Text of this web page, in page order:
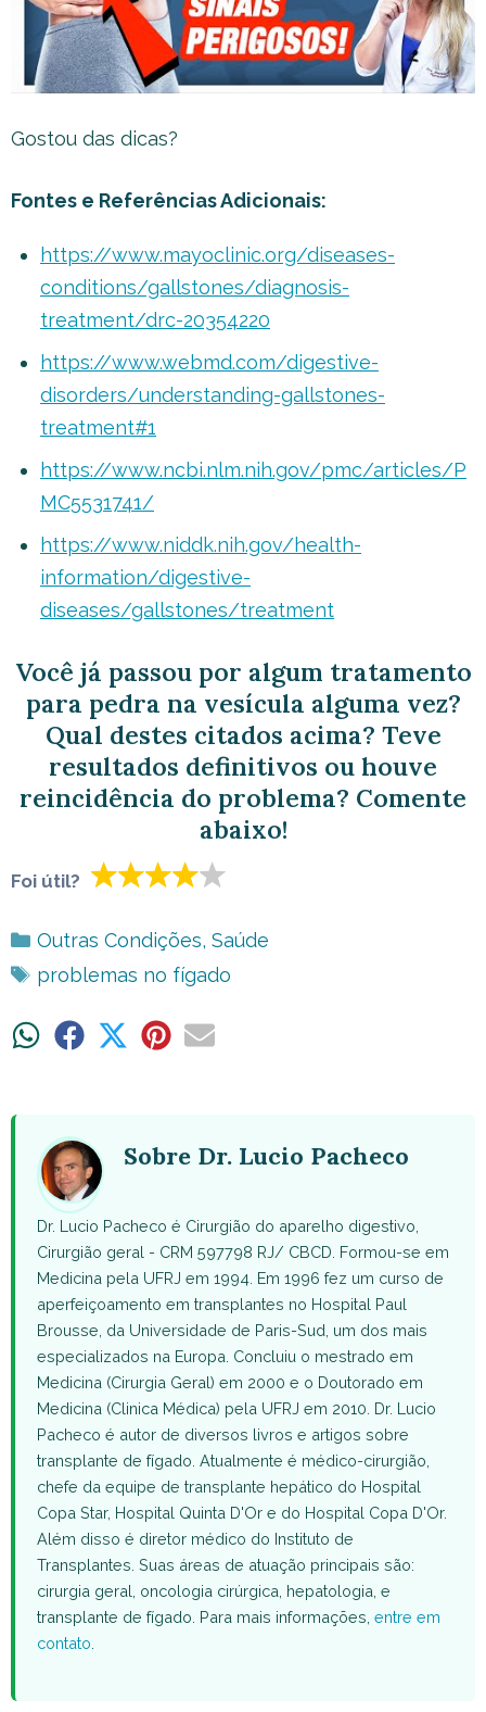
Gostou das dicas?
Fontes e Referências Adicionais:
https://www.mayoclinic.org/diseases-
conditions/gallstones/diagnosis-
treatment/drc-20354220
https://www.webmd.com/digestive-
disorders/understanding-gallstones-
treatment#1
https://www.ncbi.nlm.nih.gov/pmc/articles/P
MC5531741/
https://www.niddk.nih.gov/health-
information/digestive-
diseases/gallstones/treatment
Você já passou por algum tratamento
para pedra na vesícula alguma vez?
Qual destes citados acima? Teve
resultados definitivos ou houve
reincidência do problema? Comente
abaixo!
Foi útil?
Categorias
Outras Condições, Saúde
Tags
problemas no fígado
ShareShare ShareShareShare
Sobre Dr. Lucio Pacheco
Dr. Lucio Pacheco é Cirurgião do aparelho digestivo,
Cirurgião geral - CRM 597798 RJ/ CBCD. Formou-se em
Medicina pela UFRJ em 1994. Em 1996 fez um curso de
aperfeiçoamento em transplantes no Hospital Paul
Brousse, da Universidade de Paris-Sud, um dos mais
especializados na Europa. Concluiu o mestrado em
Medicina (Cirurgia Geral) em 2000 e o Doutorado em
Medicina (Clinica Médica) pela UFRJ em 2010. Dr. Lucio
Pacheco é autor de diversos livros e artigos sobre
transplante de fígado. Atualmente é médico-cirurgião,
chefe da equipe de transplante hepático do Hospital
Copa Star, Hospital Quinta D'Or e do Hospital Copa D'Or.
Além disso é diretor médico do Instituto de
Transplantes. Suas áreas de atuação principais são:
cirurgia geral, oncologia cirúrgica, hepatologia, e
transplante de fígado. Para mais informações, entre em
contato